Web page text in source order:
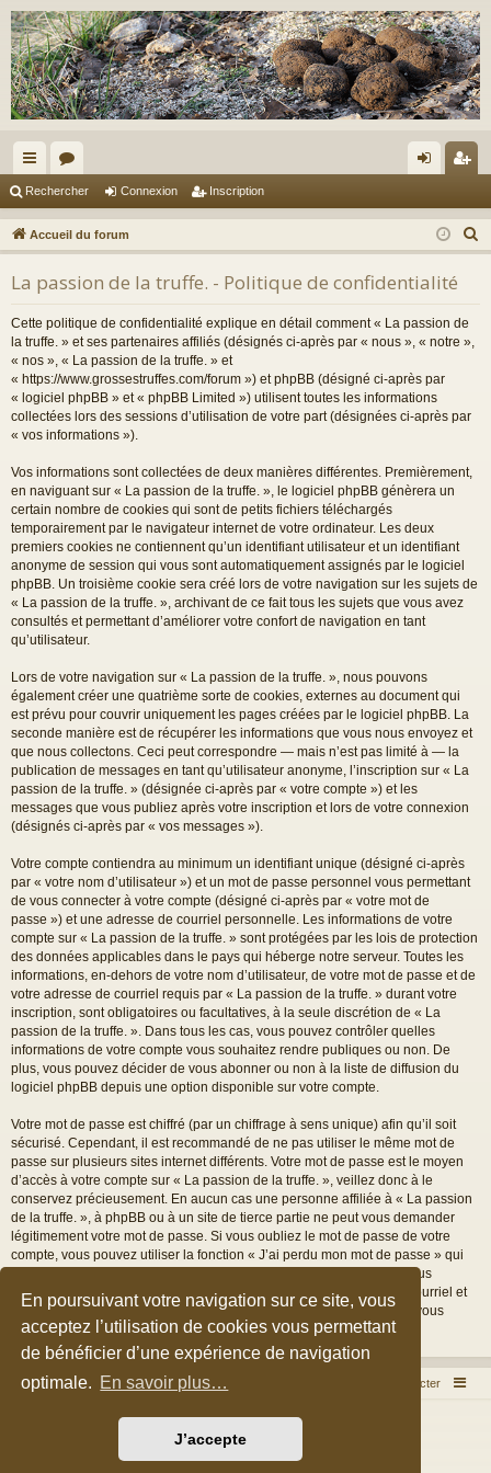
En poursuivant votre navigation sur ce site, vous
acceptez l’utilisation de cookies vous permettant
de bénéficier d’une expérience de navigation
optimale. En savoir plus…
J’accepte
ac
co
ur
ci
s
or
u
m
s
ne
xi
on
cri
pti
on
Rechercher Connexion Inscription
Accueil du forum
e
La passion de la truffe. - Politique de confidentialité
Cette politique de confidentialité explique en détail comment « La passion de
la truffe. » et ses partenaires affiliés (désignés ci-après par « nous », « notre »,
« nos », « La passion de la truffe. » et
« https://www.grossestruffes.com/forum ») et phpBB (désigné ci-après par
« logiciel phpBB » et « phpBB Limited ») utilisent toutes les informations
collectées lors des sessions d’utilisation de votre part (désignées ci-après par
« vos informations »).
Vos informations sont collectées de deux manières différentes. Premièrement,
en naviguant sur « La passion de la truffe. », le logiciel phpBB génèrera un
certain nombre de cookies qui sont de petits fichiers téléchargés
temporairement par le navigateur internet de votre ordinateur. Les deux
premiers cookies ne contiennent qu’un identifiant utilisateur et un identifiant
anonyme de session qui vous sont automatiquement assignés par le logiciel
phpBB. Un troisième cookie sera créé lors de votre navigation sur les sujets de
« La passion de la truffe. », archivant de ce fait tous les sujets que vous avez
consultés et permettant d’améliorer votre confort de navigation en tant
qu’utilisateur.
Lors de votre navigation sur « La passion de la truffe. », nous pouvons
également créer une quatrième sorte de cookies, externes au document qui
est prévu pour couvrir uniquement les pages créées par le logiciel phpBB. La
seconde manière est de récupérer les informations que vous nous envoyez et
que nous collectons. Ceci peut correspondre — mais n’est pas limité à — la
publication de messages en tant qu’utilisateur anonyme, l’inscription sur « La
passion de la truffe. » (désignée ci-après par « votre compte ») et les
messages que vous publiez après votre inscription et lors de votre connexion
(désignés ci-après par « vos messages »).
Votre compte contiendra au minimum un identifiant unique (désigné ci-après
par « votre nom d’utilisateur ») et un mot de passe personnel vous permettant
de vous connecter à votre compte (désigné ci-après par « votre mot de
passe ») et une adresse de courriel personnelle. Les informations de votre
compte sur « La passion de la truffe. » sont protégées par les lois de protection
des données applicables dans le pays qui héberge notre serveur. Toutes les
informations, en-dehors de votre nom d’utilisateur, de votre mot de passe et de
votre adresse de courriel requis par « La passion de la truffe. » durant votre
inscription, sont obligatoires ou facultatives, à la seule discrétion de « La
passion de la truffe. ». Dans tous les cas, vous pouvez contrôler quelles
informations de votre compte vous souhaitez rendre publiques ou non. De
plus, vous pouvez décider de vous abonner ou non à la liste de diffusion du
logiciel phpBB depuis une option disponible sur votre compte.
Votre mot de passe est chiffré (par un chiffrage à sens unique) afin qu’il soit
sécurisé. Cependant, il est recommandé de ne pas utiliser le même mot de
passe sur plusieurs sites internet différents. Votre mot de passe est le moyen
d’accès à votre compte sur « La passion de la truffe. », veillez donc à le
conservez précieusement. En aucun cas une personne affiliée à « La passion
de la truffe. », à phpBB ou à un site de tierce partie ne peut vous demander
légitimement votre mot de passe. Si vous oubliez le mot de passe de votre
compte, vous pouvez utiliser la fonction « J’ai perdu mon mot de passe » qui
est proposée par défaut sur le logiciel phpBB. Cette fonctionnalité vous
demandera de spécifier votre nom d’utilisateur et votre adresse de courriel et
le logiciel phpBB générera alors un nouveau mot de passe afin que vous
puissiez reprendre le contrôle de votre compte.
Accueil du forum Nous contacter
Développé parphpBB® Forum Software © phpBB Limited
Style parArty
©